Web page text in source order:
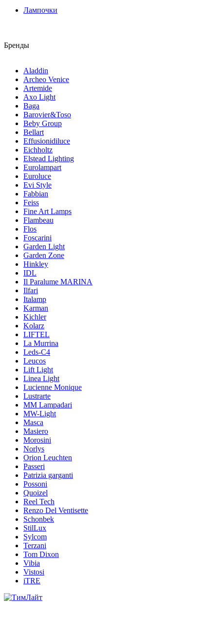
Лампочки
Бренды
Aladdin
Archeo Venice
Artemide
Axo Light
Baga
Barovier&Toso
Beby Group
Bellart
Effusionidiluce
Eichholtz
Elstead Lighting
Eurolampart
Euroluce
Evi Style
Fabbian
Feiss
Fine Art Lamps
Flambeau
Flos
Foscarini
Garden Light
Garden Zone
Hinkley
IDL
Il Paralume MARINA
Ilfari
Italamp
Karman
Kichler
Kolarz
LIFTEL
La Murrina
Leds-C4
Leucos
Lift Light
Linea Light
Lucienne Monique
Lustrarte
MM Lampadari
MW-Light
Masca
Masiero
Morosini
Norlys
Orion Leuchten
Passeri
Patrizia garganti
Possoni
Quoizel
Reel Tech
Renzo Del Ventisette
Schonbek
StilLux
Sylcom
Terzani
Tom Dixon
Vibia
Vistosi
iTRE